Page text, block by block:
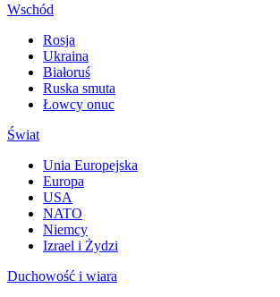
Wschód
Rosja
Ukraina
Białoruś
Ruska smuta
Łowcy onuc
Świat
Unia Europejska
Europa
USA
NATO
Niemcy
Izrael i Żydzi
Duchowość i wiara